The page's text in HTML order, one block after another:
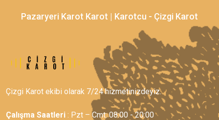
Pazaryeri Karot Karot | Karotcu - Çizgi Karot
Çizgi Karot ekibi olarak 7/24 hizmetinizdeyiz.
Çalışma Saatleri : Pzt – Cmt: 08:00 - 20:00